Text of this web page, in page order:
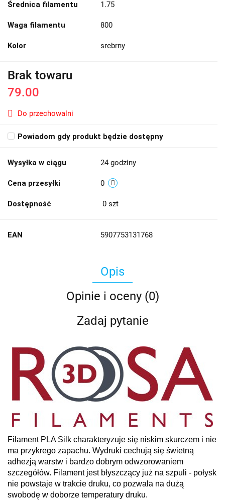
Średnica filamentu 1.75
Waga filamentu 800
Kolor srebrny
Brak towaru
79.00
Do przechowalni
Powiadom gdy produkt będzie dostępny
Wysyłka w ciągu 24 godziny
Cena przesyłki 0
Dostępność 0 szt
EAN 5907753131768
Opis
Opinie i oceny (0)
Zadaj pytanie
Filament PLA Silk charakteryzuje się niskim skurczem i nie
ma przykrego zapachu. Wydruki cechują się świetną
adhezją warstw i bardzo dobrym odwzorowaniem
szczegółów. Filament jest błyszczący już na szpuli - połysk
nie powstaje w trakcie druku, co pozwala na dużą
swobodę w doborze temperatury druku.